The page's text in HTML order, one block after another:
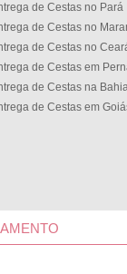
de Cestas no Par
de Cestas no
de Cestas no
de Cestas em
de Cestas na
de Cestas em